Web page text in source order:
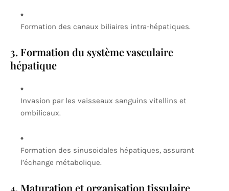
Formation des canaux biliaires intra-hépatiques.
3. Formation du système vasculaire
hépatique
Invasion par les vaisseaux sanguins vitellins et
ombilicaux.
Formation des sinusoidales hépatiques, assurant
l’échange métabolique.
4. Maturation et organisation tissulaire